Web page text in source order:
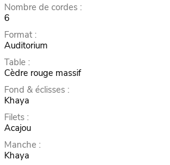
Nombre de cordes :
6
Format :
Auditorium
Table :
Cèdre rouge massif
Fond & éclisses :
Khaya
Filets :
Acajou
Manche :
Khaya